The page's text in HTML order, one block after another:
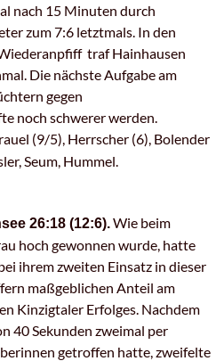
nach 15 Minuten durch
zum 7:6 letztmals. In den
traf Hainhausen
Die nächste Aufgabe am
gegen
noch schwerer werden.
(9/5), Herrscher (6), Bolender
Seum, Hummel.
26:18 (12:6).Wie beim
hoch gewonnen wurde, hatte
ihrem zweiten Einsatz in dieser
maßgeblichen Anteil am
Kinzigtaler Erfolges. Nachdem
40 Sekunden zweimal per
getroffen hatte, zweifelte